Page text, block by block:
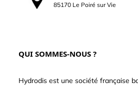
85170 Le Poiré sur Vie
QUI SOMMES-NOUS ?
Hydrodis est une société française